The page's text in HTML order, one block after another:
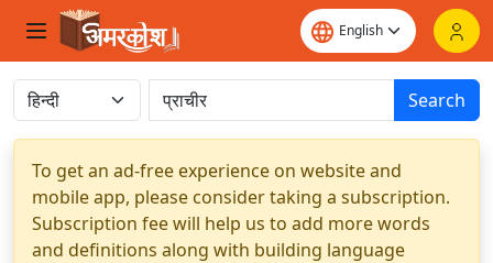
Search
To get an ad-free experience on website and
mobile app, please consider taking a subscription.
Subscription fee will help us to add more words
and definitions along with building language